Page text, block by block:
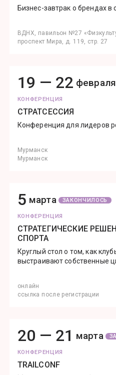
Бизнес-завтрак о брендах в
ВДНХ, павильон №27
проспект Мира, д. 119, стр. 27
19 — 22 февраля
КОНФЕРЕНЦИЯ
СТРАТСЕССИЯ
Конференция для лидеров
Мурманск
Мурманск
5 марта ЗАКОНЧИЛОСЬ
КОНФЕРЕНЦИЯ
СТРАТЕГИЧЕСКИЕ
СПОРТА
Круглый стол о том, как
выстраивают собственные
онлайн
ссылка после регистрации
20 — 21 марта
КОНФЕРЕНЦИЯ
TRAILCONF